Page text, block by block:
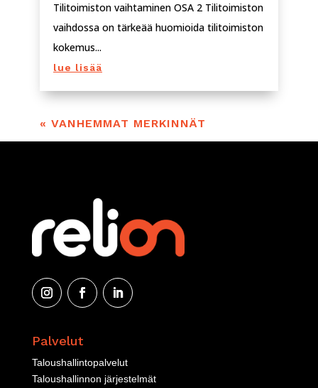
Tilitoimiston vaihtaminen OSA 2 Tilitoimiston
vaihdossa on tärkeää huomioida tilitoimiston
kokemus...
lue lisää
« VANHEMMAT MERKINNÄT
Palvelut
Taloushallintopalvelut
Taloushallinnon järjestelmät